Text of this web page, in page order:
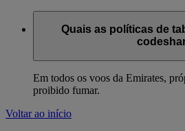
Quais as políticas de
Em todos os voos da Emirates,
proibido fumar.
Voltar ao início